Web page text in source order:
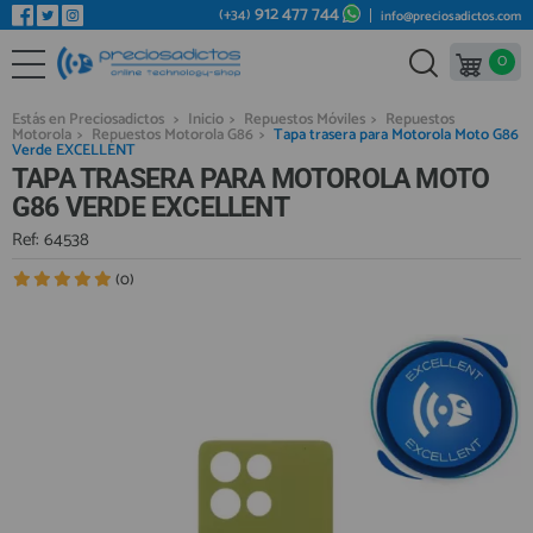
REPUESTOS MÓVILES
REPUESTOS TABLET
REPUESTOS RELOJES INTELIGENTES
REPUESTOS VIDEOCONSOLAS
REPUESTOS MACBOOK
REPUESTOS OTROS DISPOSITIVOS
MÓVILES REACONDICIONADOS
Bienvenid@ otra vez
YA SOY CLIENTE
Recordarme
Regístrate en un momento
¿ERES NUEVO?
(+34) 912 477 744 info@preciosadictos.com
0
Estás en Preciosadictos > Inicio > Repuestos Móviles > Repuestos
Motorola > Repuestos Motorola G86 > Tapa trasera para Motorola Moto G86
Verde EXCELLENT
TAPA TRASERA PARA MOTOROLA MOTO
G86 VERDE EXCELLENT
Ref: 64538
(0)